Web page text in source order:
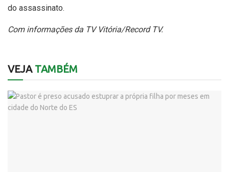
do assassinato.
Com informações da TV Vitória/Record TV.
VEJATAMBÉM